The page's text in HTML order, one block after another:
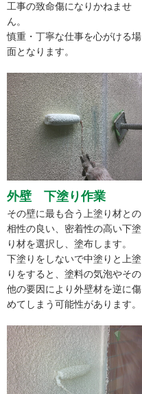
工事の致命傷になりかねませ
ん。
慎重・丁寧な仕事を心がける場
面となります。
外壁 下塗り作業
その壁に最も合う上塗り材との
相性の良い、密着性の高い下塗
り材を選択し、塗布します。
下塗りをしないで中塗りと上塗
りをすると、塗料の気泡やその
他の要因により外壁材を逆に傷
めてしまう可能性があります。